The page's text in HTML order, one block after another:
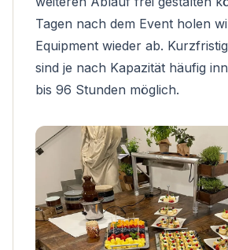
Tagen nach dem Event holen
Equipment wieder ab.
sind je nach Kapazität häufig
bis 96 Stunden möglich.